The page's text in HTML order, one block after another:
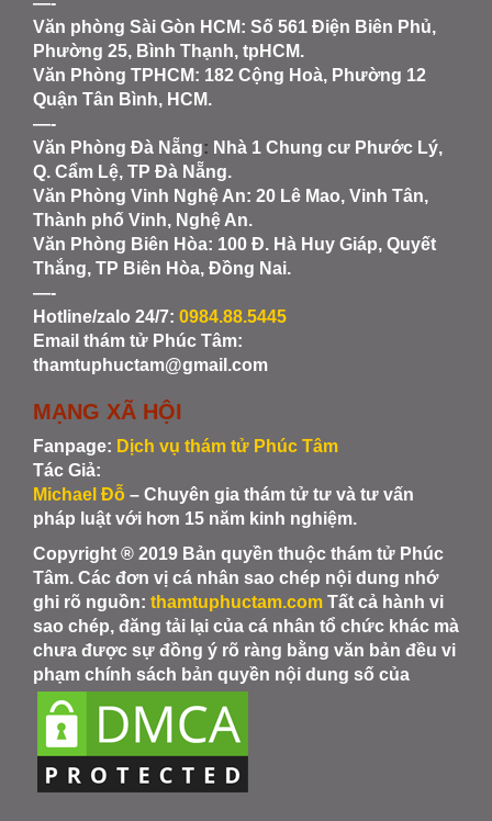
Văn phòng Sài Gòn HCM: Số 561 Điện Biên Phủ,
Phường 25, Bình Thạnh, tpHCM.
Văn Phòng TPHCM: 182 Cộng Hoà, Phường 12
Quận Tân Bình, HCM.
—-
Văn Phòng Đà Nẵng: Nhà 1 Chung cư Phước Lý,
Q. Cẩm Lệ, TP Đà Nẵng.
Văn Phòng Vinh Nghệ An: 20 Lê Mao, Vinh Tân,
Thành phố Vinh, Nghệ An.
Văn Phòng Biên Hòa: 100 Đ. Hà Huy Giáp, Quyết
Thắng, TP Biên Hòa, Đồng Nai.
—-
Hotline/zalo 24/7: 0984.88.5445
Email thám tử Phúc Tâm:
thamtuphuctam@gmail.com
MẠNG XÃ HỘI
Fanpage: Dịch vụ thám tử Phúc Tâm
Tác Giả:
Michael Đỗ – Chuyên gia thám tử tư và tư vấn
pháp luật với hơn 15 năm kinh nghiệm.
Copyright ® 2019 Bản quyền thuộc thám tử Phúc
Tâm. Các đơn vị cá nhân sao chép nội dung nhớ
ghi rõ nguồn: thamtuphuctam.com Tất cả hành vi
sao chép, đăng tải lại của cá nhân tổ chức khác mà
chưa được sự đồng ý rõ ràng bằng văn bản đều vi
phạm chính sách bản quyền nội dung số của